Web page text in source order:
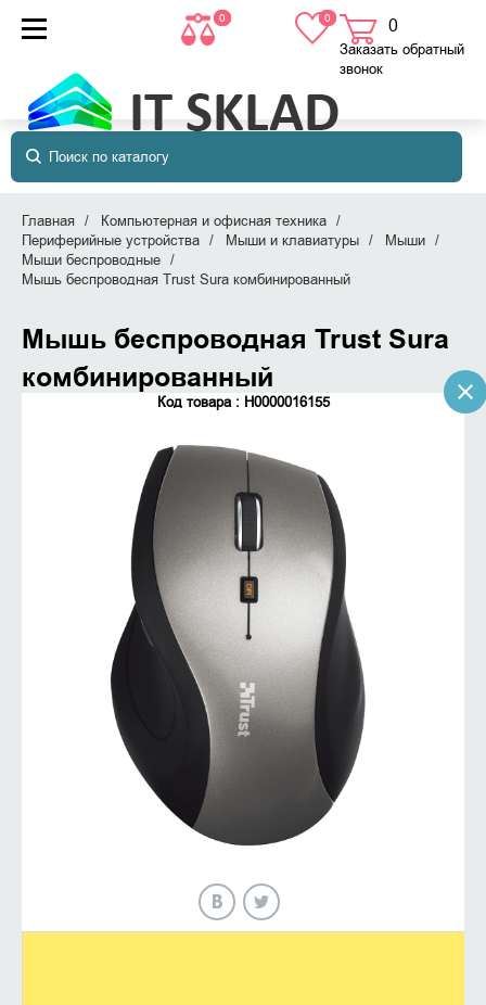
0 0 0
в корзине
Заказать обратный
звонок
Главная
Компьютерная и офисная техника
Периферийные устройства
Мыши и клавиатуры
Мыши
Мыши беспроводные
Мышь беспроводная Trust Sura комбинированный
Мышь беспроводная Trust Sura
комбинированный
Код товара : Н0000016155